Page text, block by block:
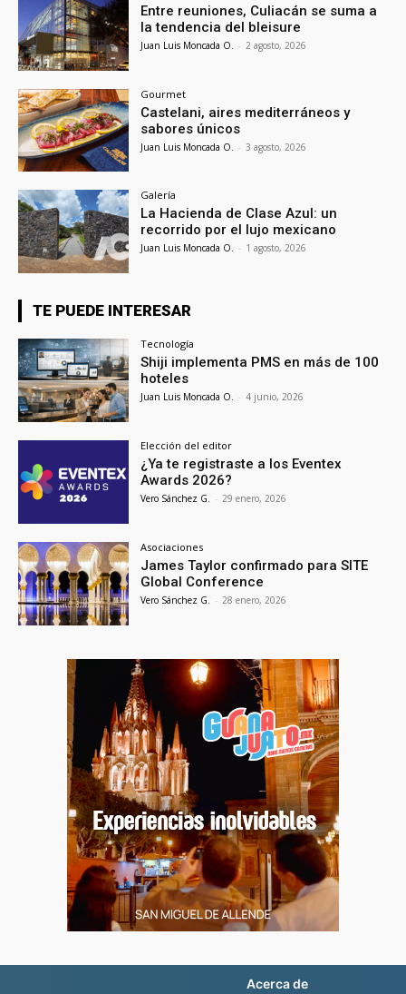
Entre reuniones, Culiacán se suma a
la tendencia del bleisure
Juan Luis Moncada O. - 2 agosto, 2026
Gourmet
Castelani, aires mediterráneos y
sabores únicos
Juan Luis Moncada O. - 3 agosto, 2026
Galería
La Hacienda de Clase Azul: un
recorrido por el lujo mexicano
Juan Luis Moncada O. - 1 agosto, 2026
TE PUEDE INTERESAR
Tecnología
Shiji implementa PMS en más de 100
hoteles
Juan Luis Moncada O. - 4 junio, 2026
Elección del editor
¿Ya te registraste a los Eventex
Awards 2026?
Vero Sánchez G. - 29 enero, 2026
Asociaciones
James Taylor confirmado para SITE
Global Conference
Vero Sánchez G. - 28 enero, 2026
Acerca de